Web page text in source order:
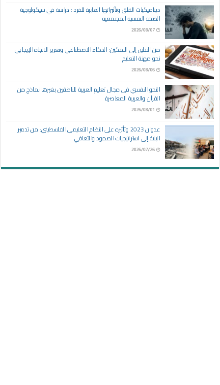
ديناميكيات القلق وتأثيراتها العابرة للفرد : دراسة في سيكولوجية
الصحة النفسية المجتمعية
2026/08/07
من القلق إلى التمكين: الذكاء الاصطناعي وتعزيز الاتجاه الإيجابي
نحو مهنة التعليم
2026/08/06
النحو النفسي في مجال تعليم العربية للناطقين بغيرها نماذج من
القرآن والعربية المعاصرة
2026/08/01
عدوان 2023 وتأثيره على النظام التعليمي الفلسطيني: من تدمير
البنية إلى استراتيجيات الصمود والتعافي
2026/07/26